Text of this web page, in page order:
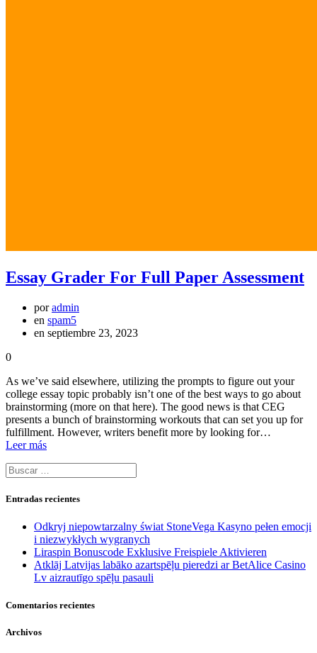
Essay Grader For Full Paper Assessment
poradmin
en spam5
en septiembre 23, 2023
0
As we’ve said elsewhere, utilizing the prompts to figure out your
college essay topic probably isn’t one of the best ways to go about
brainstorming (more on that here). The good news is that CEG
presents a bunch of brainstorming workouts that can set you up for
fulfillment. However, writers benefit more by looking for…
Leer más
Buscar:
Entradas recientes
Odkryj niepowtarzalny świat StoneVega Kasyno pełen emocji
i niezwykłych wygranych
Liraspin Bonuscode Exklusive Freispiele Aktivieren
Atklāj Latvijas labāko azartspēļu pieredzi ar BetAlice Casino
Lv aizrautīgo spēļu pasauli
Comentarios recientes
Archivos